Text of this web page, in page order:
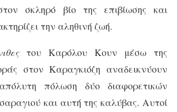
σκληρό βίο της επιβίωσης και
την αληθινή ζωή.
του Καρόλου Κουν μέσω της
στον Καραγκιόζη αναδεικνύουν
πόλωση δύο διαφορετικών
και αυτή της καλύβας. Αυτοί